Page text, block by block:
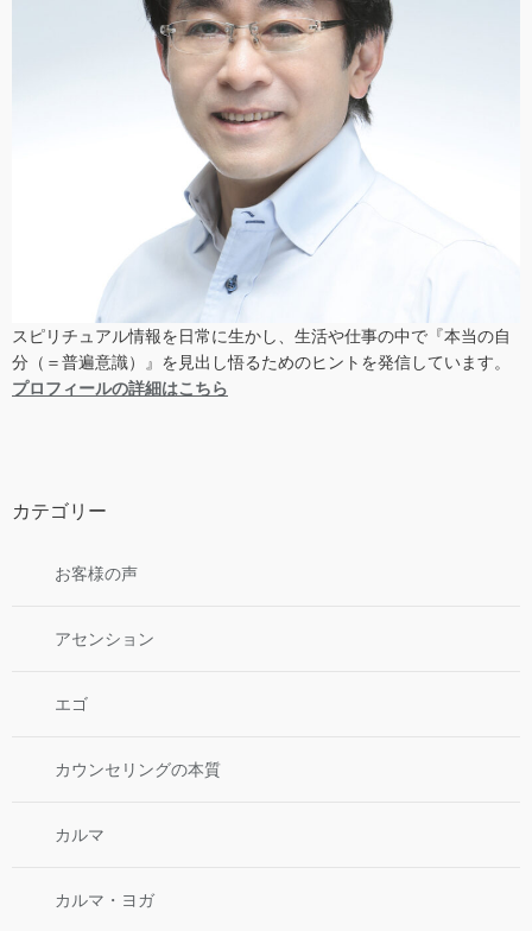
スピリチュアル情報を日常に生かし、生活や仕事の中で『本当の自
分（＝普遍意識）』を見出し悟るためのヒントを発信しています。
プロフィールの詳細はこちら
カテゴリー
お客様の声
アセンション
エゴ
カウンセリングの本質
カルマ
カルマ・ヨガ